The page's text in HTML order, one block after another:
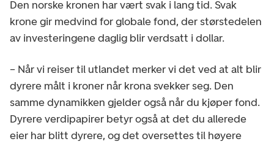
Den norske kronen har vært svak i lang tid. Svak
krone gir medvind for globale fond, der størstedelen
av investeringene daglig blir verdsatt i dollar.
– Når vi reiser til utlandet merker vi det ved at alt blir
dyrere målt i kroner når krona svekker seg. Den
samme dynamikken gjelder også når du kjøper fond.
Dyrere verdipapirer betyr også at det du allerede
eier har blitt dyrere, og det oversettes til høyere